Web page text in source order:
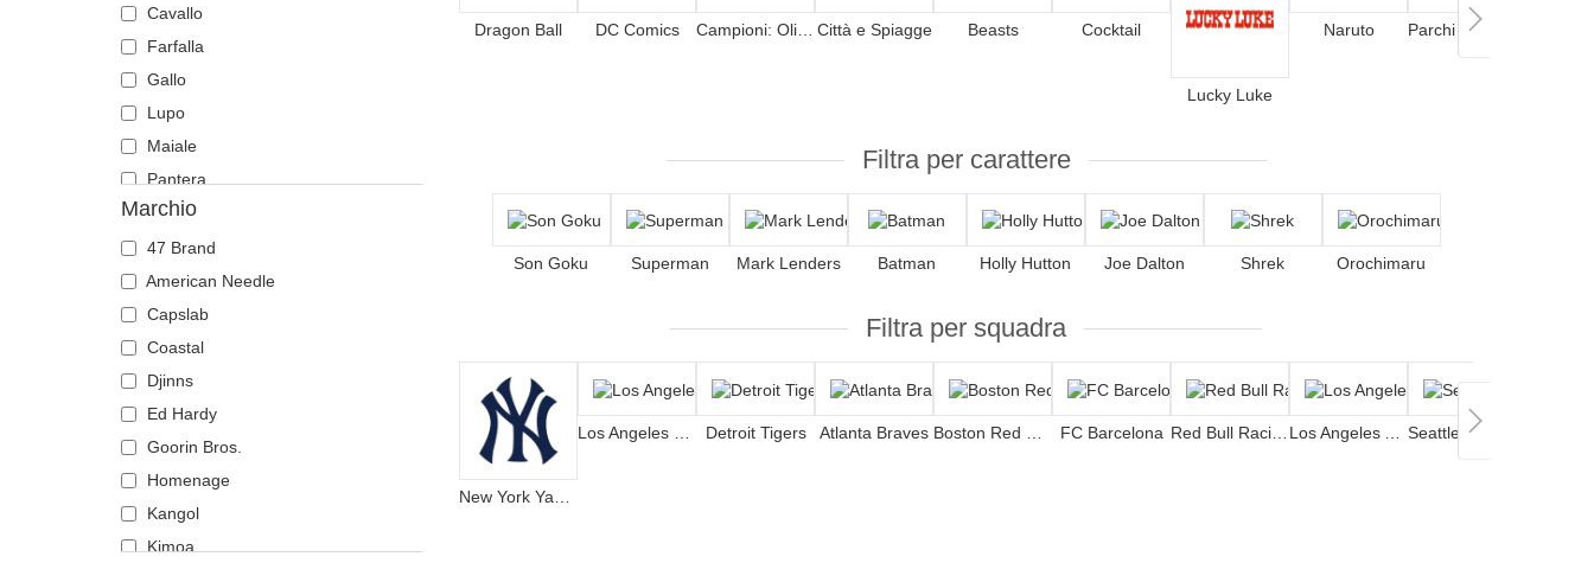
Rosa
Rosso
Verde
Viola
Cavallo
Farfalla
Gallo
Lupo
Maiale
Pantera
Tigre
Toro
Marchio
47 Brand
American Needle
Capslab
Coastal
Djinns
Ed Hardy
Goorin Bros.
Homenage
Kangol
Kimoa
Dragon Ball DC Comics Campioni: Oliver e Benji Città e Spiagge Beasts Cocktail
Lucky Luke
Naruto
Filtra per carattere
Son Goku Superman Mark Lenders Batman Holly Hutton Joe Dalton Shrek Orochimaru
Filtra per squadra
New York Yankees
Detroit Tigers Atlanta Braves FC Barcelona